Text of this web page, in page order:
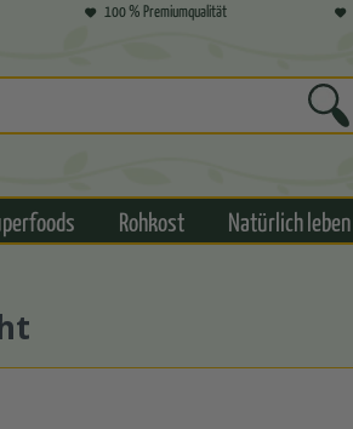
100 % Premiumqualität
Rohkost Natürlich leben